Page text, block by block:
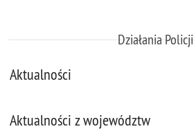
Działania Policji
Aktualności
Aktualności z województw